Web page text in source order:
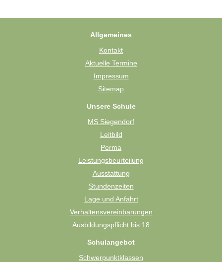
Allgemeines
Kontakt
Aktuelle Termine
Impressum
Sitemap
Unsere Schule
MS Siegendorf
Leitbild
Perma
Leistungsbeurteilung
Ausstattung
Stundenzeiten
Lage und Anfahrt
Verhaltensvereinbarungen
Ausbildungspflicht bis 18
Schulangebot
Schwerpunktklassen